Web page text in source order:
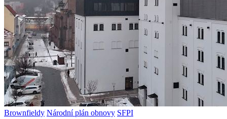
Brownfieldy Národní plán obnovy SFPI